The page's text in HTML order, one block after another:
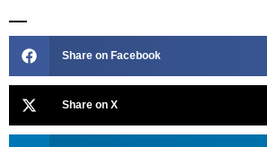
Share on Facebook
Share on X